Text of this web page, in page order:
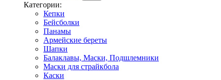
Категории:
Кепки
Бейсболки
Панамы
Армейские береты
Шапки
Балаклавы, Маски, Подшлемники
Маски для страйкбола
Каски